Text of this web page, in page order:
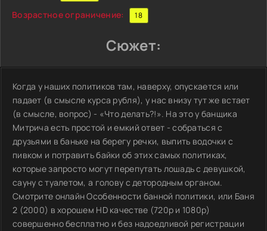
Возрастное ограничение: 18
Сюжет:
Когда у наших политиков там, наверху, опускается или
падает (в смысле курса рубля), у нас внизу тут же встает
(в смысле, вопрос) - «Что делать?!». На это у банщика
Митрича есть простой и емкий ответ - собраться с
друзьями в баньке на берегу речки, выпить водочки с
пивком и потравить байки об этих самых политиках,
которые запросто могут перепутать лошадь с девушкой,
сауну с туалетом, а голову с детородным органом.
Смотрите онлайн Особенности банной политики, или Баня
2 (2000) в хорошем HD качестве (720p и 1080p)
совершенно бесплатно и без надоедливой регистрации